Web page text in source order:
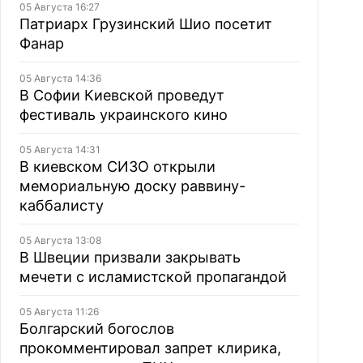
05 Августа 16:27
Патриарх Грузинский Шио посетит
Фанар
05 Августа 14:36
В Софии Киевской проведут
фестиваль украинского кино
05 Августа 14:31
В киевском СИЗО открыли
мемориальную доску раввину-
каббалисту
05 Августа 13:08
В Швеции призвали закрывать
мечети с исламистской пропагандой
05 Августа 11:26
Болгарский богослов
прокомментировал запрет клирика,